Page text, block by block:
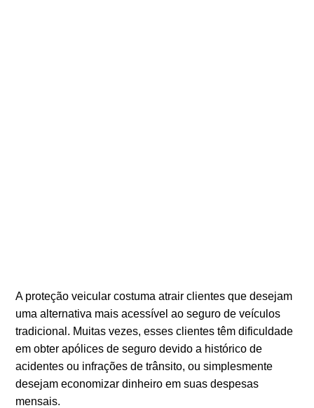
A proteção veicular costuma atrair clientes que desejam
uma alternativa mais acessível ao seguro de veículos
tradicional. Muitas vezes, esses clientes têm dificuldade
em obter apólices de seguro devido a histórico de
acidentes ou infrações de trânsito, ou simplesmente
desejam economizar dinheiro em suas despesas
mensais.